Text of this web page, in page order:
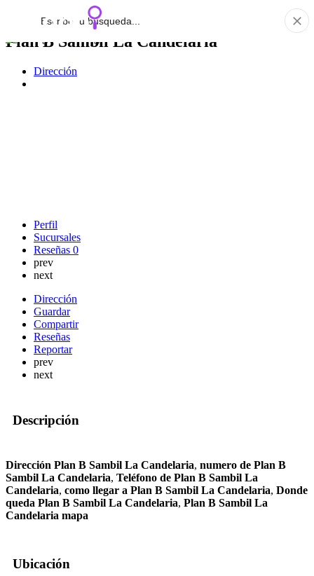
Plan B Sambil La Candelaria
Dirección
Perfil
Sucursales
Reseñas 0
prev
next
Dirección
Guardar
Compartir
Reseñas
Reportar
prev
next
Descripción
Dirección Plan B Sambil La Candelaria, numero de Plan B
Sambil La Candelaria, Teléfono de Plan B Sambil La
Candelaria, como llegar a Plan B Sambil La Candelaria, Donde
queda Plan B Sambil La Candelaria, Plan B Sambil La
Candelaria mapa
Ubicación